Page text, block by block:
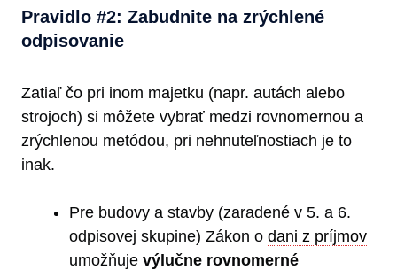
Pravidlo #2: Zabudnite na zrýchlené
odpisovanie
Zatiaľ čo pri inom majetku (napr. autách alebo
strojoch) si môžete vybrať medzi rovnomernou a
zrýchlenou metódou, pri nehnuteľnostiach je to
inak.
Pre budovy a stavby (zaradené v 5. a 6.
odpisovej skupine) Zákon o dani z príjmov
umožňuje výlučne rovnomerné